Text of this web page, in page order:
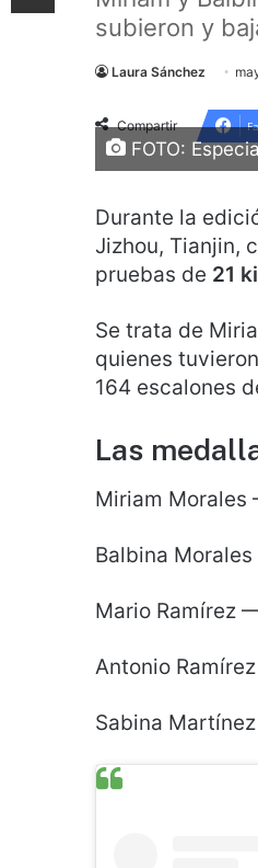
subieron y
Laura Sánchez
Compartir
FOTO:
Durante la
Jizhou, Tianjin,
pruebas de 21
Se trata de
quienes
164 escalones
Las
Miriam Morales
Balbina Morales
Mario Ramírez
Antonio
Sabina